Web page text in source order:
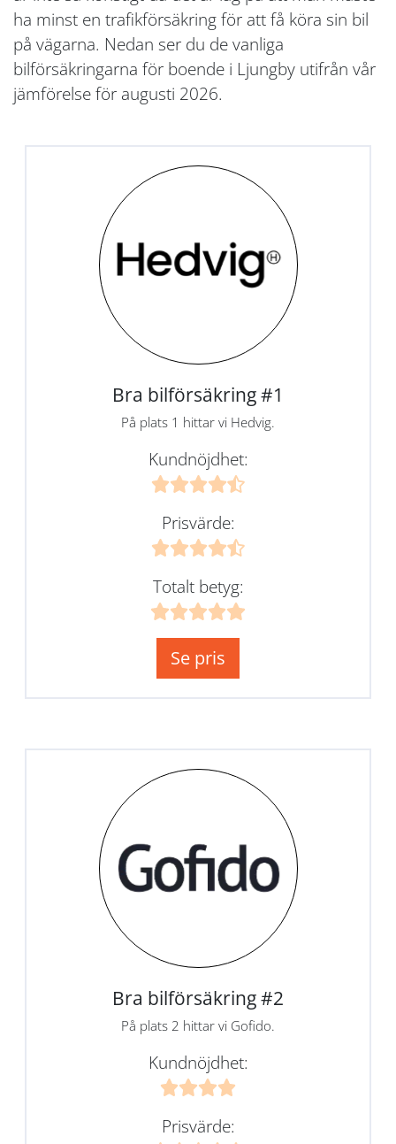
ha minst en trafikförsäkring för att få köra sin bil
på vägarna. Nedan ser du de vanliga
bilförsäkringarna för boende i Ljungby utifrån vår
jämförelse för augusti 2026.
Bra bilförsäkring #1
På plats 1 hittar vi Hedvig.
Kundnöjdhet:
Prisvärde:
Totalt betyg:
Se pris
Bra bilförsäkring #2
På plats 2 hittar vi Gofido.
Kundnöjdhet:
Prisvärde: